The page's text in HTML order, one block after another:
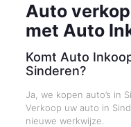
Auto
met Auto
Komt Auto
Sinderen?
Ja, we kopen auto’s in
Verkoop uw auto in
nieuwe werkwijze.